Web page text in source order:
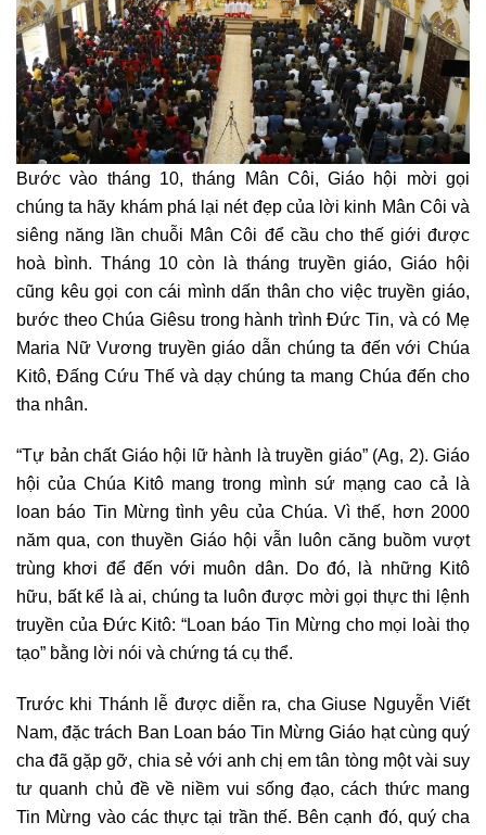
Bước vào tháng 10, tháng Mân Côi, Giáo hội mời gọi
chúng ta hãy khám phá lại nét đẹp của lời kinh Mân Côi và
siêng năng lần chuỗi Mân Côi để cầu cho thế giới được
hoà bình. Tháng 10 còn là tháng truyền giáo, Giáo hội
cũng kêu gọi con cái mình dấn thân cho việc truyền giáo,
bước theo Chúa Giêsu trong hành trình Đức Tin, và có Mẹ
Maria Nữ Vương truyền giáo dẫn chúng ta đến với Chúa
Kitô, Đấng Cứu Thế và dạy chúng ta mang Chúa đến cho
tha nhân.
“Tự bản chất Giáo hội lữ hành là truyền giáo” (Ag, 2). Giáo
hội của Chúa Kitô mang trong mình sứ mạng cao cả là
loan báo Tin Mừng tình yêu của Chúa. Vì thế, hơn 2000
năm qua, con thuyền Giáo hội vẫn luôn căng buồm vượt
trùng khơi để đến với muôn dân. Do đó, là những Kitô
hữu, bất kể là ai, chúng ta luôn được mời gọi thực thi lệnh
truyền của Đức Kitô: “Loan báo Tin Mừng cho mọi loài thọ
tạo” bằng lời nói và chứng tá cụ thể.
Trước khi Thánh lễ được diễn ra, cha Giuse Nguyễn Viết
Nam, đặc trách Ban Loan báo Tin Mừng Giáo hạt cùng quý
cha đã gặp gỡ, chia sẻ với anh chị em tân tòng một vài suy
tư quanh chủ đề về niềm vui sống đạo, cách thức mang
Tin Mừng vào các thực tại trần thế. Bên cạnh đó, quý cha